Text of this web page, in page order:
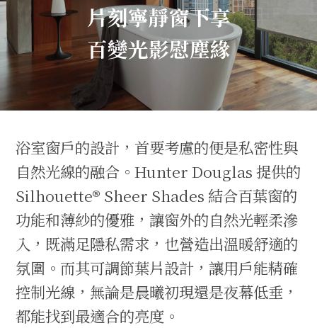
片刻寧靜窗下享
百變光影慰塵緣
浴室窗戶的設計，首要考慮的便是私密性與
自然光線的融合。Hunter Douglas 提供的
Silhouette® Sheer Shades 結合百葉窗的
功能和薄紗的優雅，讓窗外的自然光輕柔滲
入，既滿足隱私需求，也營造出溫暖舒適的
氛圍。而其可調節葉片設計，讓用戶能精確
控制光線，無論是晨曦初現還是夜幕低垂，
都能找到最適合的亮度。